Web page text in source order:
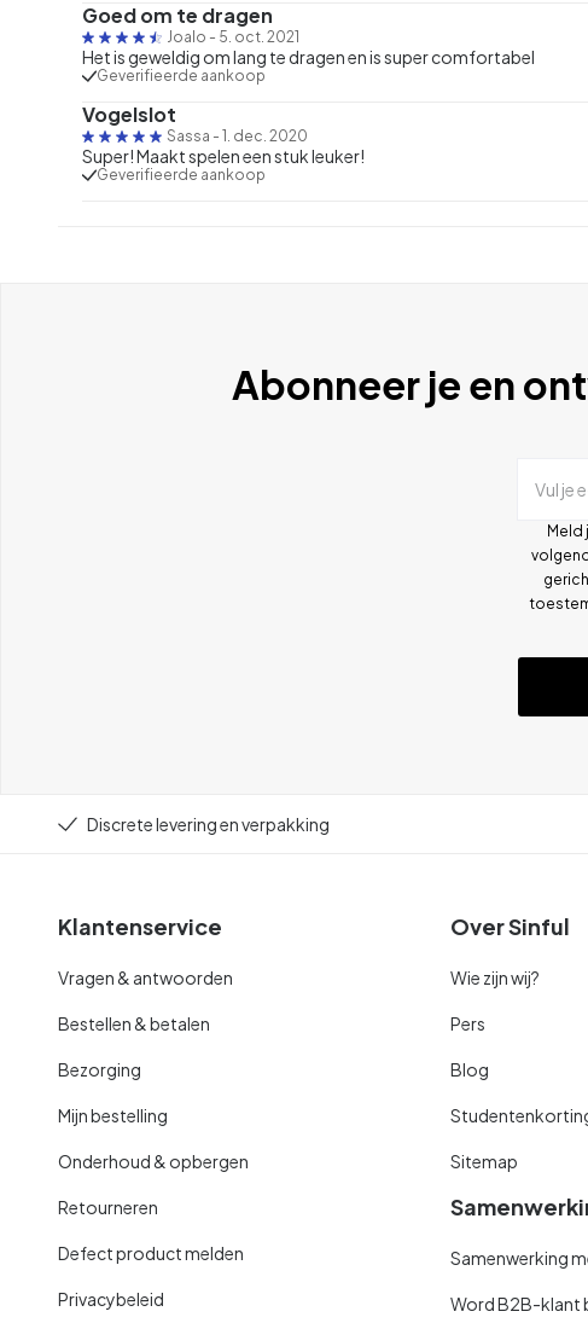
Goed om te dragen
Joalo - 5. oct. 2021
Het is geweldig om lang te dragen en is super comfortabel
Geverifieerde aankoop
Vogelslot
Sassa - 1. dec. 2020
Super! Maakt spelen een stuk leuker!
Geverifieerde aankoop
Abonneer je en
Vul je
Meld
Discrete levering en verpakking
Klantenservice
Vragen & antwoorden
Bestellen & betalen
Bezorging
Mijn bestelling
Onderhoud & opbergen
Retourneren
Defect product melden
Privacybeleid
Over Sinful
Wie zijn wij?
Pers
Blog
Sitemap
Samenwerking
Word B2B-klant